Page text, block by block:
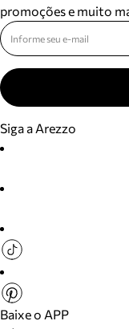
promoções e muito
Siga a Arezzo
Baixe o APP